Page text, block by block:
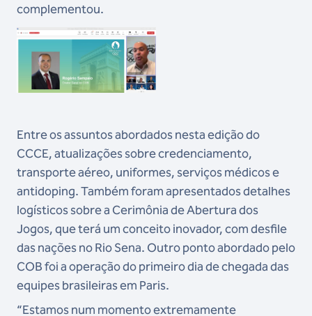
complementou.
Entre os assuntos abordados nesta edição do
CCCE, atualizações sobre credenciamento,
transporte aéreo, uniformes, serviços médicos e
antidoping. Também foram apresentados detalhes
logísticos sobre a Cerimônia de Abertura dos
Jogos, que terá um conceito inovador, com desfile
das nações no Rio Sena. Outro ponto abordado pelo
COB foi a operação do primeiro dia de chegada das
equipes brasileiras em Paris.
“Estamos num momento extremamente